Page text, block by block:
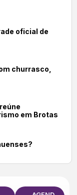
oficial de
churrasco,
em Brotas